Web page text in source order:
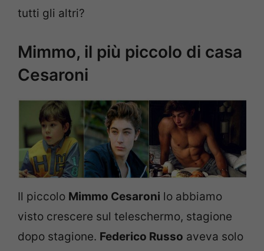
tutti gli altri?
Mimmo, il più piccolo di casa
Cesaroni
Il piccolo Mimmo Cesaroni lo abbiamo
visto crescere sul teleschermo, stagione
dopo stagione. Federico Russo aveva solo